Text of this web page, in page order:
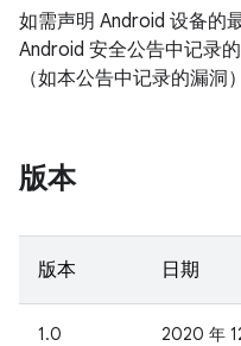
如需声明 Android 设备的
Android 安全公告中记录
（如本公告中记录的漏洞
版本
版本 日期
1.0
2020 年